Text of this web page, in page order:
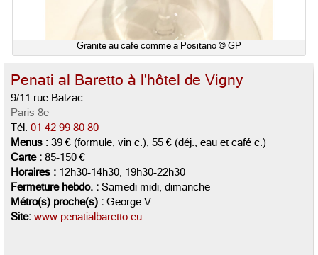
Granité au café comme à Positano © GP
Penati al Baretto à l'hôtel de Vigny
9/11 rue Balzac
Paris 8e
Tél. 01 42 99 80 80
Menus : 39 € (formule, vin c.), 55 € (déj., eau et café c.)
Carte : 85-150 €
Horaires : 12h30-14h30, 19h30-22h30
Fermeture hebdo. : Samedi midi, dimanche
Métro(s) proche(s) : George V
Site: www.penatialbaretto.eu